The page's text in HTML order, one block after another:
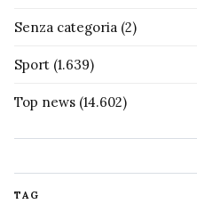
Senza categoria (2)
Sport (1.639)
Top news (14.602)
TAG